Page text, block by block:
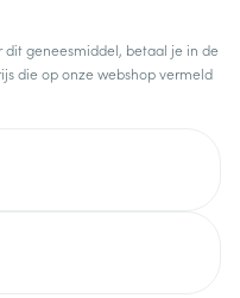
geneesmiddel, betaal je in de
die op onze webshop vermeld